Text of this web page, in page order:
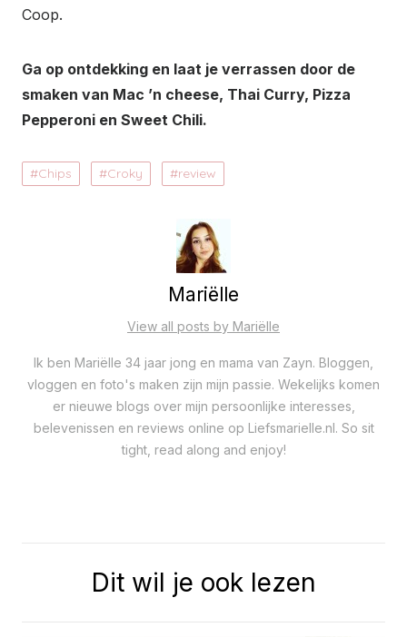
Coop.
Ga op ontdekking en laat je verrassen door de
smaken van Mac ’n cheese, Thai Curry, Pizza
Pepperoni en Sweet Chili.
Chips Croky review
Mariëlle
View all posts by Mariëlle
Ik ben Mariëlle 34 jaar jong en mama van Zayn. Bloggen,
vloggen en foto's maken zijn mijn passie. Wekelijks komen
er nieuwe blogs over mijn persoonlijke interesses,
belevenissen en reviews online op Liefsmarielle.nl. So sit
tight, read along and enjoy!
Dit wil je ook lezen